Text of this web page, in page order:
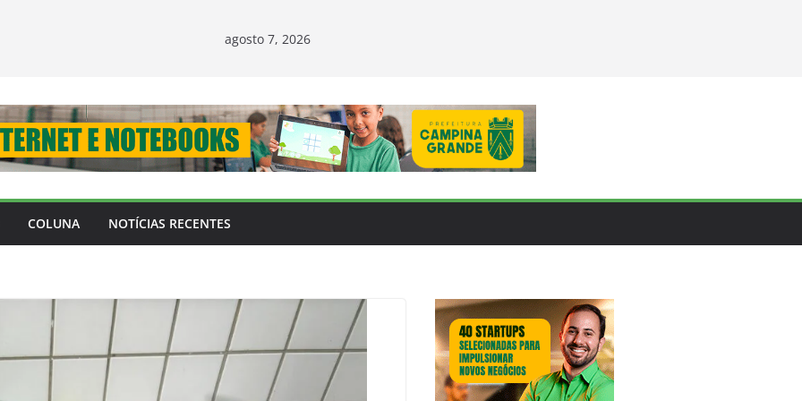
agosto 7, 2026
COLUNA NOTÍCIAS RECENTES